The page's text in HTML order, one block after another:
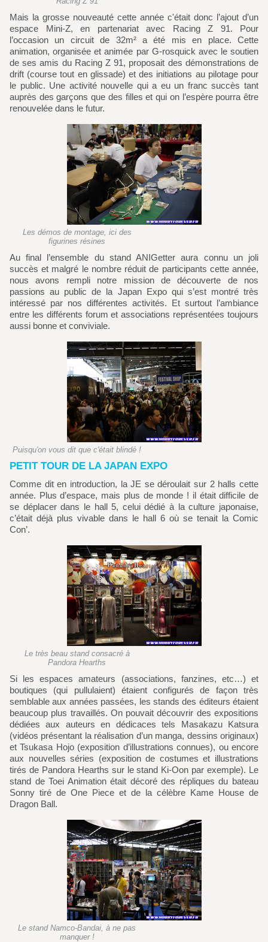
Mais la grosse nouveauté cette année c'était donc l’ajout d’un
espace Mini-Z, en partenariat avec Racing Z 91. Pour
l’occasion un circuit de 32m² a été mis en place. Cette
animation, organisée et animée par G-rosquick avec le soutien
de ses amis du Racing Z 91, proposait des démonstrations de
drift (course tout en glissade) et des initiations au pilotage pour
le public. Une activité nouvelle qui a eu un franc succès tant
auprès des garçons que des filles et qui on l’espère pourra être
renouvelée dans le futur.
Les démos de montage, ici des
figurines résines
Au final l’ensemble du stand ANIGetter aura connu un joli
succès et malgré le nombre réduit de participants cette année,
nous avons rempli notre mission de découverte de nos
passions au public de la Japan Expo qui s’est montré très
intéressé par nos différentes activités. Et surtout l’ambiance
entre les différents forum et associations représentées toujours
aussi bonne et conviviale.
Puisqu'on vous dit que c'était blindé !
PETIT TOUR DE LA JAPAN EXPO
Comme dit en introduction, la JE se déroulait sur 2 halls cette
année. Plus d’espace, mais plus de monde ! il était difficile de
se déplacer dans le hall 5, celui dédié à la culture japonaise,
c’était déjà plus vivable dans le hall 6 où se tenait la Comic
Con’.
Le très beau stand consacré à
Pandora Hearths
Si les espaces amateurs (associations, fanzines, etc…) et
boutiques (qui pullulaient) étaient configurés de façon très
semblable aux années passées, les stands des éditeurs étaient
beaucoup plus travaillés. On pouvait découvrir des expositions
dédiées aux auteurs en dédicaces tels Masakazu Katsura
(vidéos présentant la réalisation d’un manga, dessins originaux)
et Tsukasa Hojo (exposition d’illustrations connues), ou encore
aux nouvelles séries (exposition de costumes et illustrations
tirés de Pandora Hearths sur le stand Ki-Oon par exemple). Le
stand de Toei Animation était décoré des répliques du bateau
Sonny tiré de One Piece et de la célèbre Kame House de
Dragon Ball.
Le stand Namco-Bandai, à ne pas
manquer !